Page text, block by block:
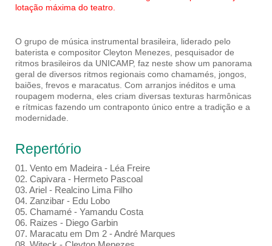
lotação máxima do teatro.
O grupo de música instrumental brasileira, liderado pelo
baterista e compositor Cleyton Menezes, pesquisador de
ritmos brasileiros da UNICAMP, faz neste show um panorama
geral de diversos ritmos regionais como chamamés, jongos,
baiões, frevos e maracatus. Com arranjos inéditos e uma
roupagem moderna, eles criam diversas texturas harmônicas
e rítmicas fazendo um contraponto único entre a tradição e a
modernidade.
Repertório
01. Vento em Madeira - Léa Freire
02. Capivara - Hermeto Pascoal
03. Ariel - Realcino Lima Filho
04. Zanzibar - Edu Lobo
05. Chamamé - Yamandu Costa
06. Raizes - Diego Garbin
07. Maracatu em Dm 2 - André Marques